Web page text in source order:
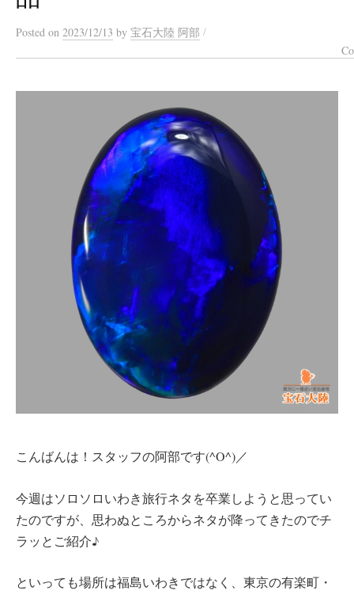
Posted on 2023/12/13 by 宝石大陸 阿部 /
こんばんは！スタッフの阿部です(^O^)／
今週はソロソロいわき旅行ネタを卒業しようと思ってい
たのですが、思わぬところからネタが降ってきたのでチ
ラッとご紹介♪
といっても場所は福島いわきではなく、東京の有楽町・